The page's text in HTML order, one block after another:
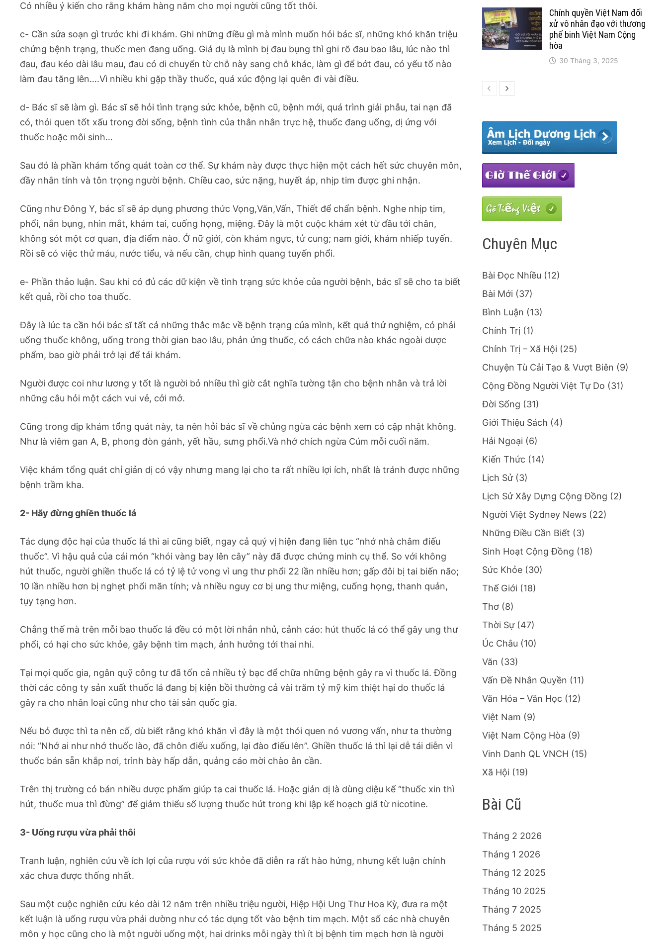
Có nhiều ý kiến cho rằng khám hàng năm cho mọi người cũng tốt thôi.
c- Cần sửa soạn gì trước khi đi khám. Ghi những điều gì mà mình muốn hỏi bác sĩ, những khó khăn triệu
chứng bệnh trạng, thuốc men đang uống. Giả dụ là mình bị đau bụng thì ghi rõ đau bao lâu, lúc nào thì
đau, đau kéo dài lâu mau, đau có di chuyển từ chỗ này sang chỗ khác, làm gì để bớt đau, có yếu tố nào
làm đau tăng lên….Vì nhiều khi gặp thầy thuốc, quá xúc động lại quên đi vài điều.
d- Bác sĩ sẽ làm gì. Bác sĩ sẽ hỏi tình trạng sức khỏe, bệnh cũ, bệnh mới, quá trình giải phẫu, tai nạn đã
có, thói quen tốt xấu trong đời sống, bệnh tình của thân nhân trực hệ, thuốc đang uống, dị ứng với
thuốc hoặc môi sinh…
Sau đó là phần khám tổng quát toàn cơ thể. Sự khám này được thực hiện một cách hết sức chuyên môn,
đầy nhân tính và tôn trọng người bệnh. Chiều cao, sức nặng, huyết áp, nhịp tim được ghi nhận.
Cũng như Đông Y, bác sĩ sẽ áp dụng phương thức Vọng,Văn,Vấn, Thiết để chẩn bệnh. Nghe nhịp tim,
phổi, nắn bụng, nhìn mắt, khám tai, cuống họng, miệng. Đây là một cuộc khám xét từ đầu tới chân,
không sót một cơ quan, địa điểm nào. Ở nữ giới, còn khám ngực, tử cung; nam giới, khám nhiếp tuyến.
Rồi sẽ có việc thử máu, nước tiểu, và nếu cần, chụp hình quang tuyến phổi.
e- Phần thảo luận. Sau khi có đủ các dữ kiện về tình trạng sức khỏe của người bệnh, bác sĩ sẽ cho ta biết
kết quả, rồi cho toa thuốc.
Đây là lúc ta cần hỏi bác sĩ tất cả những thắc mắc về bệnh trạng của mình, kết quả thử nghiệm, có phải
uống thuốc không, uống trong thời gian bao lâu, phản ứng thuốc, có cách chữa nào khác ngoài dược
phẩm, bao giờ phải trở lại để tái khám.
Người được coi như lương y tốt là người bỏ nhiều thì giờ cắt nghĩa tường tận cho bệnh nhân và trả lời
những câu hỏi một cách vui vẻ, cởi mở.
Cũng trong dịp khám tổng quát này, ta nên hỏi bác sĩ về chủng ngừa các bệnh xem có cập nhật không.
Như là viêm gan A, B, phong đòn gánh, yết hầu, sưng phổi.Và nhớ chích ngừa Cúm mỗi cuối năm.
Việc khám tổng quát chỉ giản dị có vậy nhưng mang lại cho ta rất nhiều lợi ích, nhất là tránh được những
bệnh trầm kha.
2- Hãy đừng ghiền thuốc lá
Tác dụng độc hại của thuốc lá thì ai cũng biết, ngay cả quý vị hiện đang liên tục “nhớ nhà châm điếu
thuốc”. Vì hậu quả của cái món “khói vàng bay lên cây” này đã được chứng minh cụ thể. So với không
hút thuốc, người ghiền thuốc lá có tỷ lệ tử vong vì ung thư phổi 22 lần nhiều hơn; gấp đôi bị tai biến não;
10 lần nhiều hơn bị nghẹt phổi mãn tính; và nhiều nguy cơ bị ung thư miệng, cuống họng, thanh quản,
tụy tạng hơn.
Chẳng thế mà trên mỗi bao thuốc lá đều có một lời nhắn nhủ, cảnh cáo: hút thuốc lá có thể gây ung thư
phổi, có hại cho sức khỏe, gây bệnh tim mạch, ảnh hưởng tới thai nhi.
Tại mọi quốc gia, ngân quỹ công tư đã tốn cả nhiều tỷ bạc để chữa những bệnh gây ra vì thuốc lá. Ðồng
thời các công ty sản xuất thuốc lá đang bị kiện bồi thường cả vài trăm tỷ mỹ kim thiệt hại do thuốc lá
gây ra cho nhân loại cũng như cho tài sản quốc gia.
Nếu bỏ được thì ta nên cố, dù biết rằng khó khăn vì đây là một thói quen nó vương vấn, như ta thường
nói: “Nhớ ai như nhớ thuốc lào, đã chôn điếu xuống, lại đào điếu lên”. Ghiền thuốc lá thì lại dễ tái diễn vì
thuốc bán sẵn khắp nơi, trình bày hấp dẫn, quảng cáo mời chào ân cần.
Trên thị trường có bán nhiều dược phẩm giúp ta cai thuốc lá. Hoặc giản dị là dùng diệu kế “thuốc xin thì
hút, thuốc mua thì đừng” để giảm thiểu số lượng thuốc hút trong khi lập kế hoạch giã từ nicotine.
3- Uống rượu vừa phải thôi
Tranh luận, nghiên cứu về ích lợi của rượu với sức khỏe đã diễn ra rất hào hứng, nhưng kết luận chính
xác chưa được thống nhất.
Sau một cuộc nghiên cứu kéo dài 12 năm trên nhiều triệu người, Hiệp Hội Ung Thư Hoa Kỳ, đưa ra một
kết luận là uống rượu vừa phải dường như có tác dụng tốt vào bệnh tim mạch. Một số các nhà chuyên
môn y học cũng cho là một người uống một, hai drinks mỗi ngày thì ít bị bệnh tim mạch hơn là người
Chính quyền Việt Nam đối
xử vô nhân đạo với thương
phế binh Việt Nam Cộng
hòa
30 Tháng 3, 2025
Chuyên Mục
Bài Đọc Nhiều (12)
Bài Mới (37)
Bình Luận (13)
Chính Trị (1)
Chính Trị – Xã Hội (25)
Chuyện Tù Cải Tạo & Vượt Biên (9)
Cộng Đồng Người Việt Tự Do (31)
Đời Sống (31)
Giới Thiệu Sách (4)
Hải Ngoại (6)
Kiến Thức (14)
Lịch Sử(3)
Lịch Sử Xây Dựng Cộng Đồng (2)
Người Việt Sydney News(22)
Những Điều Cần Biết (3)
Sinh Hoạt Cộng Đồng (18)
Sức Khỏe(30)
Thế Giới (18)
Thơ(8)
Thời Sự(47)
Úc Châu (10)
Văn (33)
Vấn Đề Nhân Quyền (11)
Văn Hóa – Văn Học (12)
Việt Nam (9)
Việt Nam Cộng Hòa (9)
Vinh Danh QL VNCH (15)
Xã Hội (19)
Bài Cũ
Tháng 2 2026
Tháng 1 2026
Tháng 12 2025
Tháng 10 2025
Tháng 7 2025
Tháng 5 2025